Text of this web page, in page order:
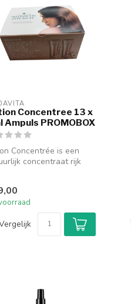
Concentree 13 x
Ampuls PROMOBOX
Concentrée is een
concentraat rijk